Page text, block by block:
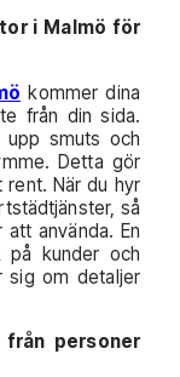
i Malmö för
kommer dina
från din sida.
smuts och
Detta gör
rent. När du hyr
så
använda. En
kunder och
sig om detaljer
personer